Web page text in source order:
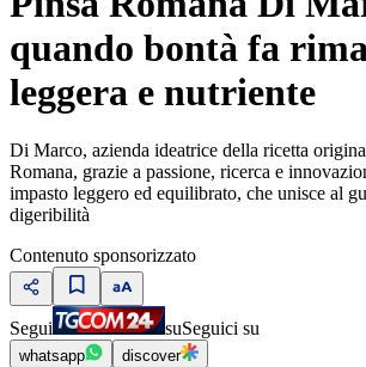
quando bontà fa
leggera e nutriente
Di Marco, azienda ideatrice della ricetta
Romana, grazie a passione, ricerca e
impasto leggero ed equilibrato, che unisce al
digeribilità
Contenuto sponsorizzato
Segui suSeguici su
whatsapp discover